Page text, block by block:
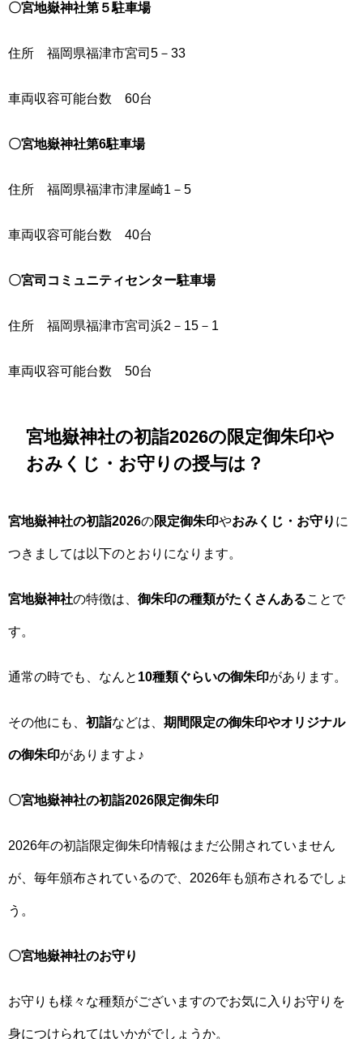
〇宮地嶽神社第５駐車場
住所 福岡県福津市宮司5－33
車両収容可能台数 60台
〇宮地嶽神社第6駐車場
住所 福岡県福津市津屋崎1－5
車両収容可能台数 40台
〇宮司コミュニティセンター駐車場
住所 福岡県福津市宮司浜2－15－1
車両収容可能台数 50台
宮地嶽神社の初詣2026の限定御朱印や
おみくじ・お守りの授与は？
宮地嶽神社の初詣2026の限定御朱印やおみくじ・お守り に
つきましては以下のとおりになります。
宮地嶽神社の特徴は、 御朱印の種類がたくさんある ことで
す。
通常の時でも、なんと 10種類ぐらいの御朱印があります。
その他にも、 初詣などは、 期間限定の御朱印やオリジナル
の御朱印がありますよ♪
〇宮地嶽神社の初詣2026限定御朱印
2026年の初詣限定御朱印情報はまだ公開されていません
が、毎年頒布されているので、2026年も頒布されるでしょ
う。
〇宮地嶽神社のお守り
お守りも様々な種類がございますのでお気に入りお守りを
身につけられてはいかがでしょうか。